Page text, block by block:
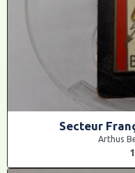
Secteur
Arthus